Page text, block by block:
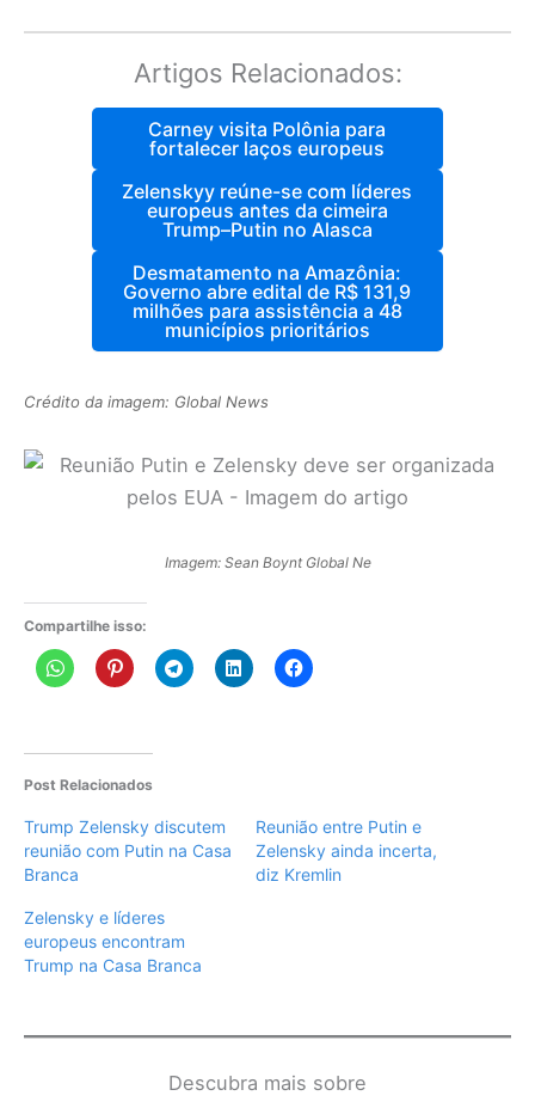
Artigos Relacionados:
Carney visita Polônia para
fortalecer laços europeus
Zelenskyy reúne-se com líderes
europeus antes da cimeira
Trump–Putin no Alasca
Desmatamento na Amazônia:
Governo abre edital de R$ 131,9
milhões para assistência a 48
municípios prioritários
Crédito da imagem: Global News
Imagem: Sean Boynt Global Ne
Compartilhe isso:
Post Relacionados
Trump Zelensky discutem
reunião com Putin na Casa
Branca
Reunião entre Putin e
Zelensky ainda incerta,
diz Kremlin
Zelensky e líderes
europeus encontram
Trump na Casa Branca
Descubra mais sobre